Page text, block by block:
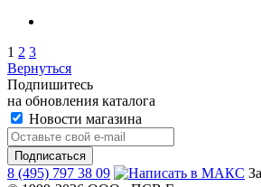
1 2 3
Вернуться
Подпишитесь
на обновления каталога
Новости магазина
8 (495) 797 38 09